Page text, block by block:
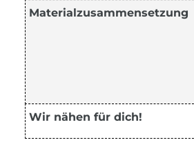
Materialzusammensetzung
Wir nähen für dich!